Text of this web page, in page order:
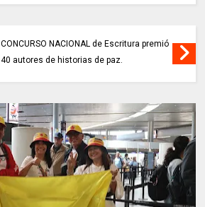
CONCURSO NACIONAL de Escritura premió
40 autores de historias de paz.